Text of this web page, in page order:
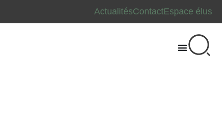
ActualitésContactEspace élus